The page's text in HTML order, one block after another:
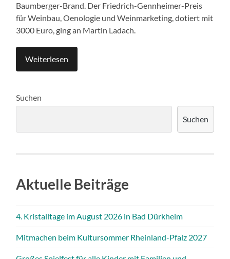
Baumberger-Brand. Der Friedrich-Gennheimer-Preis
für Weinbau, Oenologie und Weinmarketing, dotiert mit
3000 Euro, ging an Martin Ladach.
Weiterlesen
Suchen
Suchen
Aktuelle Beiträge
4. Kristalltage im August 2026 in Bad Dürkheim
Mitmachen beim Kultursommer Rheinland-Pfalz 2027